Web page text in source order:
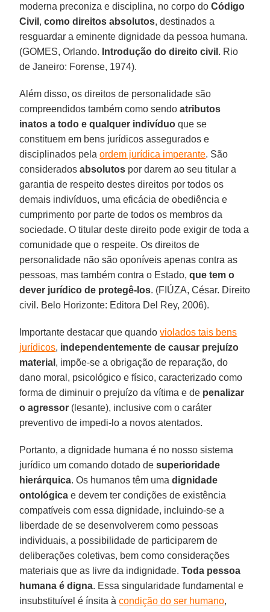
moderna preconiza e disciplina, no corpo doCódigo
Civil ,como direitos absolutos, destinados a
resguardar a eminente dignidade da pessoa humana.
(GOMES, Orlando. Introdução do direito civil . Rio
de Janeiro: Forense, 1974).
Além disso, os direitos de personalidade são
compreendidos também como sendoatributos
inatos a todo e qualquer indivíduo que se
constituem em bens jurídicos assegurados e
disciplinados pelaordem jurídica imperante. São
consideradosabsolutos por darem ao seu titular a
garantia de respeito destes direitos por todos os
demais indivíduos, uma eficácia de obediência e
cumprimento por parte de todos os membros da
sociedade. O titular deste direito pode exigir de toda a
comunidade que o respeite. Os direitos de
personalidade não são oponíveis apenas contra as
pessoas, mas também contra o Estado,que tem o
dever jurídico de protegê-los. (FIÚZA, César. Direito
civil. Belo Horizonte: Editora Del Rey, 2006).
Importante destacar que quandoviolados tais bens
jurídicos, independentemente de causar prejuízo
material , impõe-se a obrigação de reparação, do
dano moral, psicológico e físico, caracterizado como
forma de diminuir o prejuízo da vítima e de penalizar
o agressor (lesante), inclusive com o caráter
preventivo de impedi-lo a novos atentados.
Portanto, a dignidade humana é no nosso sistema
jurídico um comando dotado desuperioridade
hierárquica. Os humanos têm umadignidade
ontológica e devem ter condições de existência
compatíveis com essa dignidade, incluindo-se a
liberdade de se desenvolverem como pessoas
individuais, a possibilidade de participarem de
deliberações coletivas, bem como considerações
materiais que as livre da indignidade.Toda pessoa
humana é digna. Essa singularidade fundamental e
insubstituível é ínsita àcondição do ser humano,